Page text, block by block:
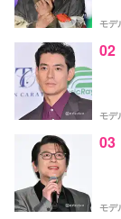
モデ
02
モデ
03
モデ